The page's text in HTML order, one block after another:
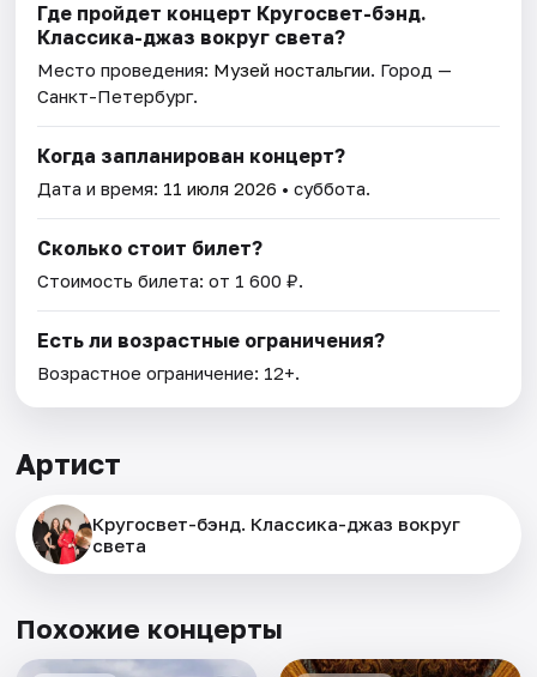
Где пройдет концерт Кругосвет-бэнд.
Классика-джаз вокруг света?
Место проведения: Музей ностальгии. Город —
Санкт-Петербург.
Когда запланирован концерт?
Дата и время: 11 июля 2026 • суббота.
Сколько стоит билет?
Стоимость билета: от 1 600 ₽.
Есть ли возрастные ограничения?
Возрастное ограничение: 12+.
Артист
Кругосвет-бэнд. Классика-джаз вокруг
света
Похожие концерты